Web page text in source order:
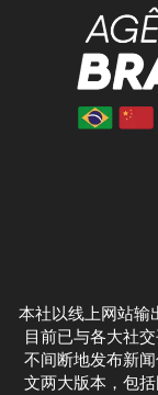
本社以线上网站输
目前已与各大社
不间断地发布新
文两大版本，包